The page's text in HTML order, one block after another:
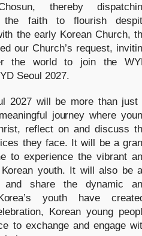
thereby
the faith to flourish
the early Korean Church,
our Church’s request,
the world to join the
Seoul 2027.
2027 will be more than just
journey where
reflect on and discuss
they face. It will be a
to experience the vibrant
youth. It will also be
share the dynamic
youth have
Korean young
to exchange and engage